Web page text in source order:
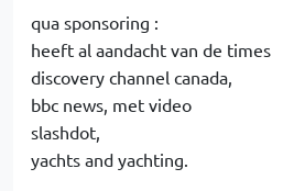
qua sponsoring :
heeft al aandacht van de times
discovery channel canada,
bbc news, met video
slashdot,
yachts and yachting.